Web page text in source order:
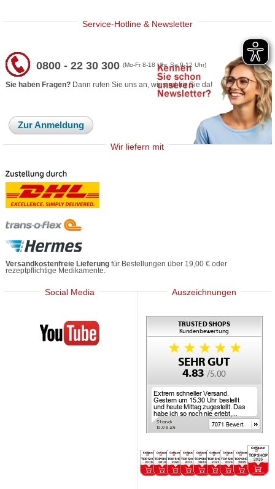
Service-Hotline & Newsletter
0800 - 22 30 300(Mo-Fr 8-18 Uhr, Sa 9-12 Uhr)
Sie haben Fragen? Dann rufen Sie uns an, wir sind für Sie da!
Zur Anmeldung
Wir liefern mit
Versandkostenfreie Lieferung für Bestellungen über 19,00 € oder
rezeptpflichtige Medikamente.
Social Media
Mediherz
Auszeichnungen